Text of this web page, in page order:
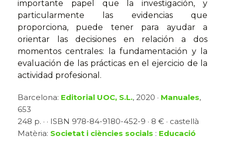
importante papel que la investigación, y
particularmente las evidencias que
proporciona, puede tener para ayudar a
orientar las decisiones en relación a dos
momentos centrales: la fundamentación y la
evaluación de las prácticas en el ejercicio de la
actividad profesional.
Barcelona: Editorial UOC, S.L., 2020 · Manuales,
653
248 p. · · ISBN 978-84-9180-452-9 · 8 € · castellà
Matèria: Societat i ciències socials : Educació